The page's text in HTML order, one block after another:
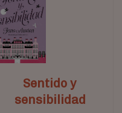
Sentido y
sensibilidad